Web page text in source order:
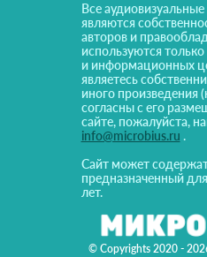
© Copyrights 2020 -
Все
являются
авторов и
используются
и информационных
являетесь
иного произведения
согласны с его
сайте, пожалуйста,
info@microbius.ru .
Сайт может
предназначенный
лет.